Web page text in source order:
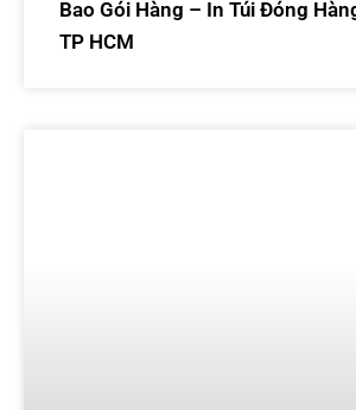
Bao Gói Hàng – In Túi Đóng
TP HCM